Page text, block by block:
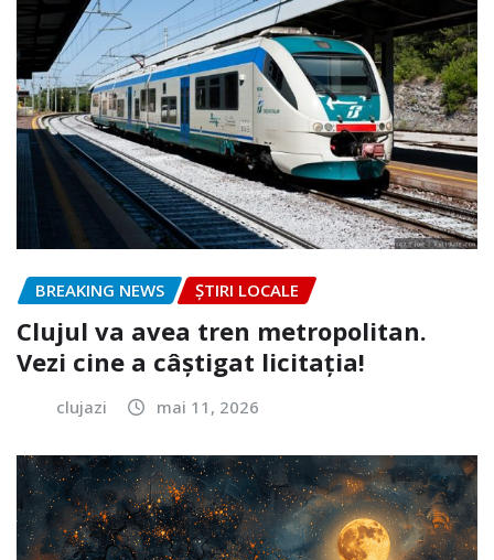
BREAKING NEWS ȘTIRI LOCALE
Clujul va avea tren metropolitan.
Vezi cine a câștigat licitația!
clujazi mai 11, 2026